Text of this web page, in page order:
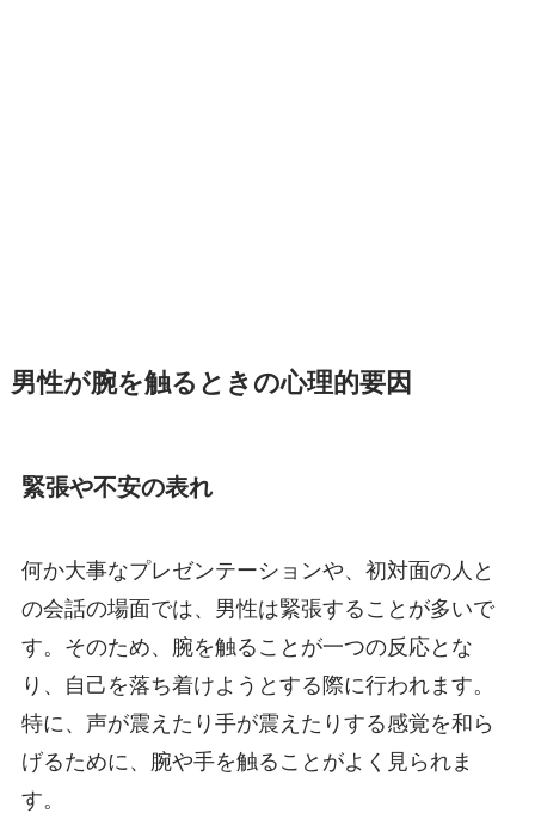
男性が腕を触るときの心理的要因
緊張や不安の表れ
何か大事なプレゼンテーションや、初対面の人と
の会話の場面では、男性は緊張することが多いで
す。そのため、腕を触ることが一つの反応とな
り、自己を落ち着けようとする際に行われます。
特に、声が震えたり手が震えたりする感覚を和ら
げるために、腕や手を触ることがよく見られま
す。